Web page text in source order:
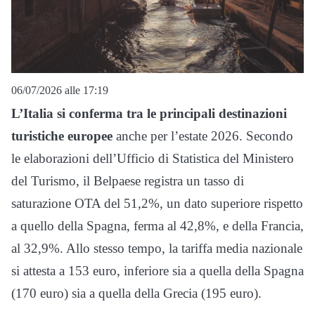
06/07/2026 alle 17:19
L’Italia si conferma tra le principali destinazioni
turistiche europee anche per l’estate 2026. Secondo
le elaborazioni dell’Ufficio di Statistica del Ministero
del Turismo, il Belpaese registra un tasso di
saturazione OTA del 51,2%, un dato superiore rispetto
a quello della Spagna, ferma al 42,8%, e della Francia,
al 32,9%. Allo stesso tempo, la tariffa media nazionale
si attesta a 153 euro, inferiore sia a quella della Spagna
(170 euro) sia a quella della Grecia (195 euro).